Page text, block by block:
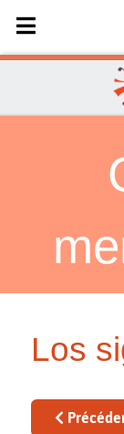
Sélectionnez votre
Los
Article